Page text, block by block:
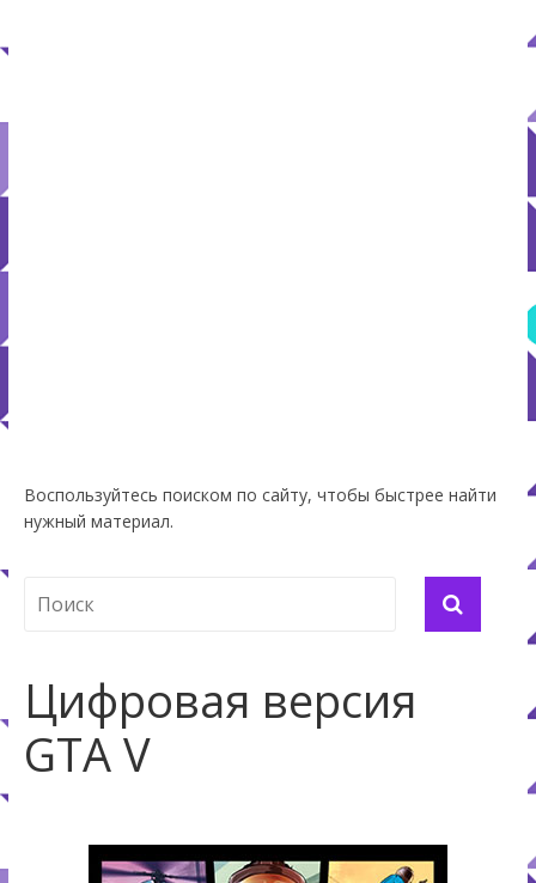
Воспользуйтесь поиском по сайту, чтобы быстрее найти
нужный материал.
Цифровая версия
GTA V